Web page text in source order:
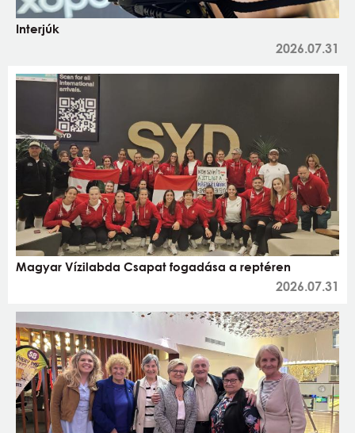
Interjúk
2026.07.31
Magyar Vízilabda Csapat fogadása a reptéren
2026.07.31